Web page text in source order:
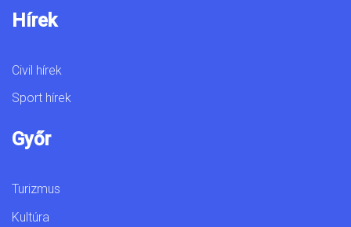
Hírek
Civil hírek
Sport hírek
Győr
Turizmus
Kultúra